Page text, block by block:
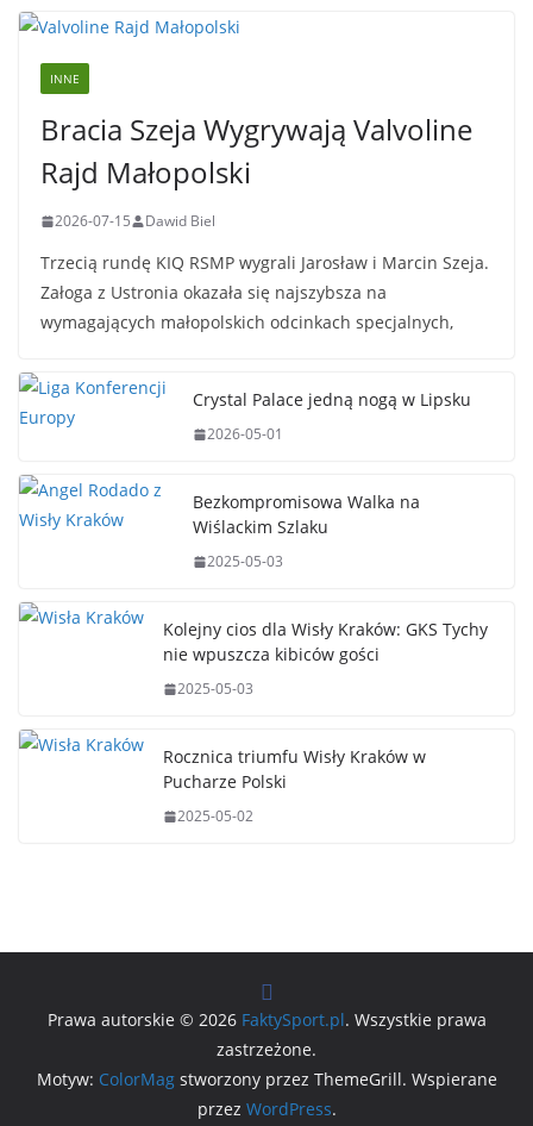
INNE
Bracia Szeja Wygrywają Valvoline
Rajd Małopolski
2026-07-15 Dawid Biel
Trzecią rundę KIQ RSMP wygrali Jarosław i Marcin Szeja.
Załoga z Ustronia okazała się najszybsza na
wymagających małopolskich odcinkach specjalnych,
Crystal Palace jedną nogą w Lipsku
2026-05-01
Bezkompromisowa Walka na
Wiślackim Szlaku
2025-05-03
Kolejny cios dla Wisły Kraków: GKS Tychy
nie wpuszcza kibiców gości
2025-05-03
Rocznica triumfu Wisły Kraków w
Pucharze Polski
2025-05-02
Prawa autorskie © 2026 FaktySport.pl. Wszystkie prawa
zastrzeżone.
Motyw: ColorMagstworzony przez ThemeGrill. Wspierane
przez WordPress.